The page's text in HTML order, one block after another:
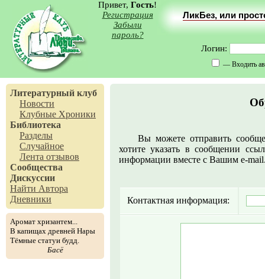
Привет, Гость!
Регистрация
Забыли
пароль?
ЛикБез, или
Логин:
— Входить
Литературный клуб
Новости
Клубные Хроники
Библиотека
Разделы
Случайное
Лента отзывов
Сообщества
Дискуссии
Найти Автора
Дневники
Аромат хризантем...
В капищах древней Нары
Тёмные статуи будд.
Басё
Вы можете отправить
хотите указать в сообщении
информации вместе с Вашим e-
Контактная информация: